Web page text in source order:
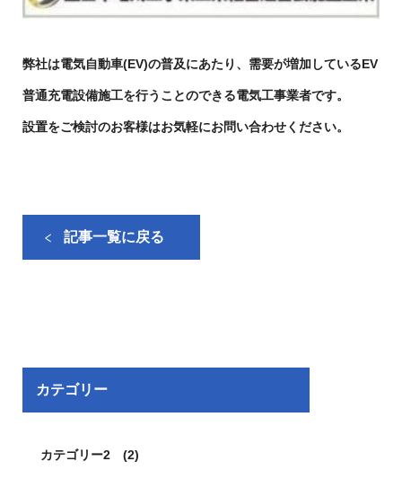
弊社は電気自動車(EV)の普及にあたり、需要が増加しているEV
普通充電設備施工を行うことのできる電気工事業者です。
設置をご検討のお客様はお気軽にお問い合わせください。
記事一覧に戻る
カテゴリー
カテゴリー2 (2)